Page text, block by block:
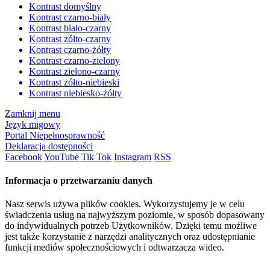
Kontrast domyślny
Kontrast czarno-biały
Kontrast biało-czarny
Kontrast żółto-czarny
Kontrast czarno-żółty
Kontrast czarno-zielony
Kontrast zielono-czarny
Kontrast żółto-niebieski
Kontrast niebiesko-żółty
Zamknij menu
Język migowy
Portal Niepełnosprawność
Deklaracja dostępności
FacebookYouTube Tik Tok Instagram RSS
Informacja o przetwarzaniu danych
Nasz serwis używa plików cookies. Wykorzystujemy je w celu
świadczenia usług na najwyższym poziomie, w sposób dopasowany
do indywidualnych potrzeb Użytkowników. Dzięki temu możliwe
jest także korzystanie z narzędzi analitycznych oraz udostępnianie
funkcji mediów społecznościowych i odtwarzacza wideo.